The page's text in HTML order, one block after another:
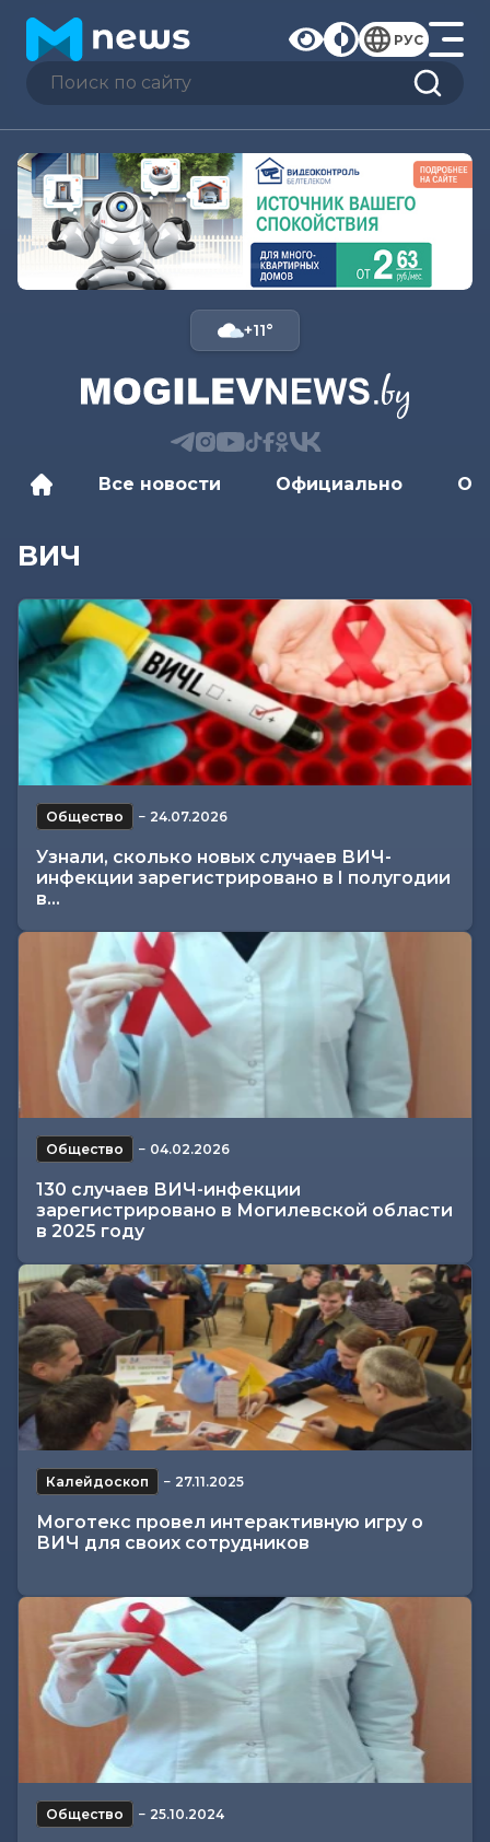
РУС
+11°
Все новости Официально
ВИЧ
Общество − 24.07.2026
Узнали, сколько новых случаев ВИЧ-
инфекции зарегистрировано в I полугодии
в...
Общество − 04.02.2026
130 случаев ВИЧ-инфекции
зарегистрировано в Могилевской области
в 2025 году
Калейдоскоп − 27.11.2025
Моготекс провел интерактивную игру о
ВИЧ для своих сотрудников
Общество − 25.10.2024